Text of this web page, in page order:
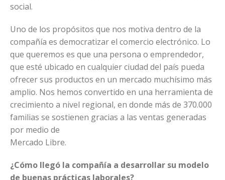
social.
Uno de los propósitos que nos motiva dentro de la
compañía es democratizar el comercio electrónico. Lo
que queremos es que una persona o emprendedor,
que esté ubicado en cualquier ciudad del país pueda
ofrecer sus productos en un mercado muchísimo más
amplio. Nos hemos convertido en una herramienta de
crecimiento a nivel regional, en donde más de 370.000
familias se sostienen gracias a las ventas generadas
por medio de
Mercado Libre.
¿Cómo llegó la compañía a desarrollar su modelo
de buenas prácticas laborales?